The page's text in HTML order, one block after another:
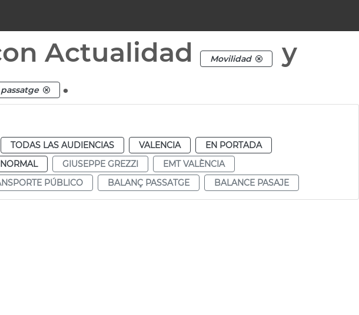
Actualidad Movilidad
y
.
TODAS LAS AUDIENCIAS VALENCIA
EN PORTADA
NORMAL GIUSEPPE GREZZI
EMT VALÈNCIA
PÚBLICO BALANÇ PASSATGE BALANCE PASAJE